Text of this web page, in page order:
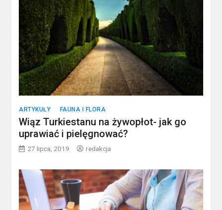
ARTYKUŁY FAUNA I FLORA
Wiąz Turkiestanu na żywopłot- jak go
uprawiać i pielęgnować?
27 lipca, 2019 redakcja